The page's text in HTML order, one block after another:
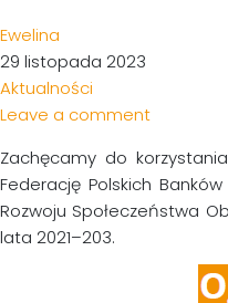
Ewelina
29 listopada 2023
Aktualności
Leave a comment
Zachęcamy do
Federację Polskich
Rozwoju Społeczeństwa
lata 2021–203.